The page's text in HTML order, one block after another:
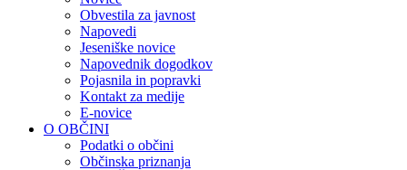
Obvestila za javnost
Napovedi
Jeseniške novice
Napovednik dogodkov
Pojasnila in popravki
Kontakt za medije
E-novice
O OBČINI
Podatki o občini
Občinska priznanja